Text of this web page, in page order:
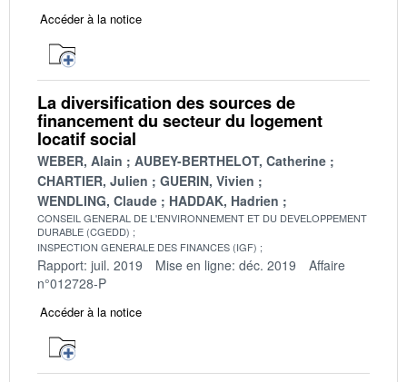
Accéder à la notice
La diversification des sources de
financement du secteur du logement
locatif social
WEBER, Alain
AUBEY-BERTHELOT, Catherine
CHARTIER, Julien
GUERIN, Vivien
WENDLING, Claude
HADDAK, Hadrien
CONSEIL GENERAL DE L'ENVIRONNEMENT ET DU DEVELOPPEMENT
DURABLE (CGEDD)
INSPECTION GENERALE DES FINANCES (IGF)
Rapport: juil. 2019 Mise en ligne: déc. 2019
Affaire
n°012728-P
Accéder à la notice